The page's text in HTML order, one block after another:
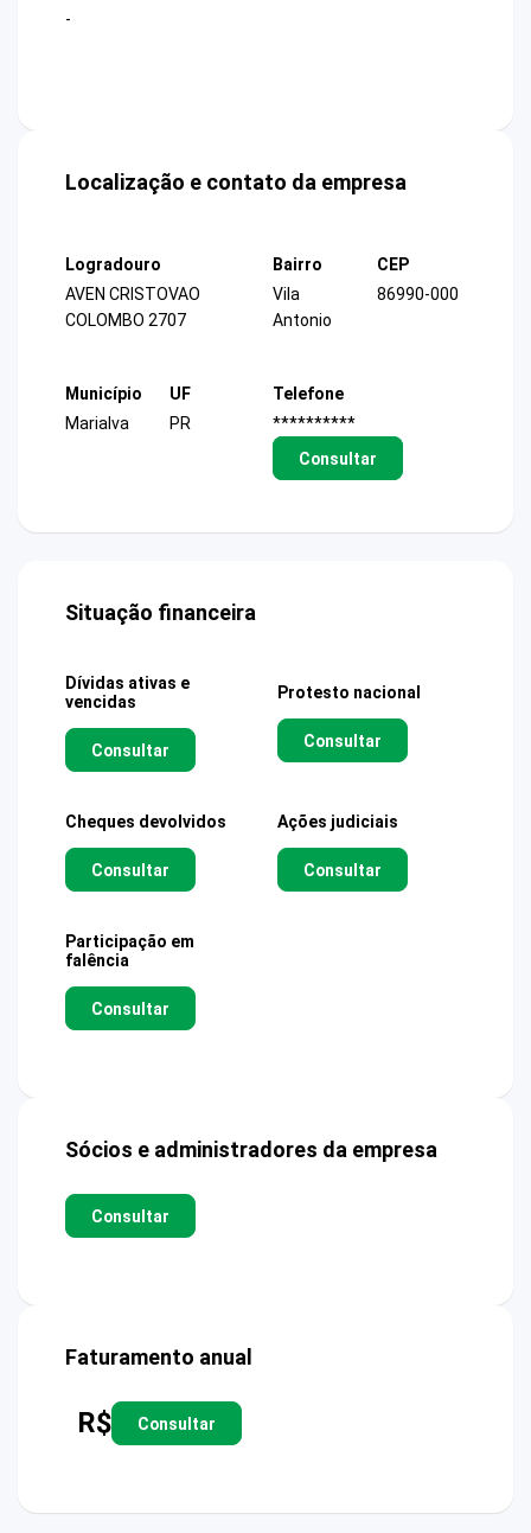
-
Localização e contato da empresa
Logradouro
AVEN CRISTOVAO
COLOMBO 2707
Bairro
Vila
Antonio
CEP
86990-000
Município
Marialva
UF
PR
Telefone
**********
Consultar
Situação financeira
Dívidas ativas e
vencidas
Consultar
Protesto nacional
Consultar
Cheques devolvidos
Consultar
Ações judiciais
Consultar
Participação em
falência
Consultar
Sócios e administradores da empresa
Consultar
Faturamento anual
R$ Consultar